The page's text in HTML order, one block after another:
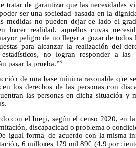
tratar de garantizar que las necesidades
ser una sociedad basada en la
medidas no pueden dejar de lado el
hacer realidad. aquellos cuyas
peligro de no llegar a gozar de todos
para alcanzar la realización del
no logran responder a las
pasar la prueba.”6
de una base mínima razonable que
los derechos de las personas con
las personas en dicha situación y
con el Inegi, según el censo 2020, en
discapacidad o problema o
igual forma, de acuerdo con la misma
6 millones 179 mil 890 (4.9 por